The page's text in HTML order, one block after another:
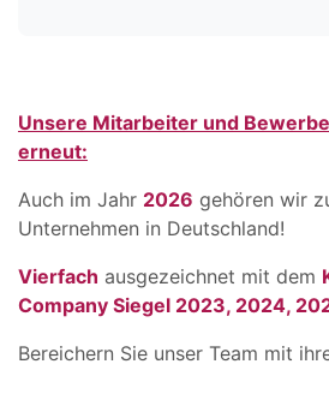
Unsere Mitarbeiter und
erneut:
Auch im Jahr 2026 gehören wir
Unternehmen in Deutschland!
Vierfach ausgezeichnet mit dem
Company Siegel 2023, 2024,
Bereichern Sie unser Team mit